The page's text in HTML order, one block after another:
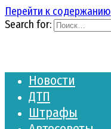
Перейти к содержанию
Search for:
Новости
ДТП
Штрафы